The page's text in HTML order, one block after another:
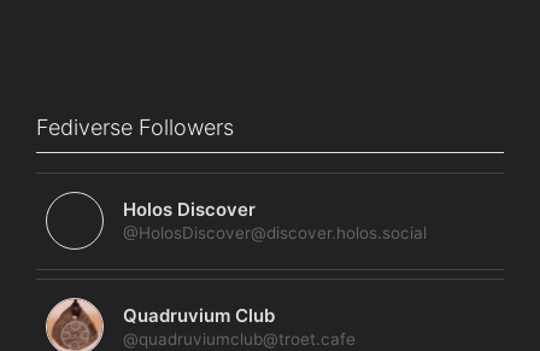
Fediverse Followers
Holos Discover
@HolosDiscover@discover.holos.social
Quadruvium Club
@quadruviumclub@troet.cafe